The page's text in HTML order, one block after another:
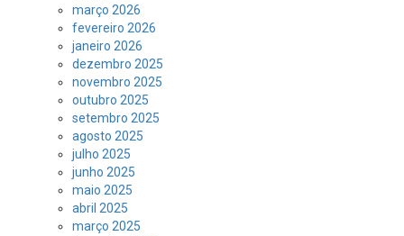
março 2026
fevereiro 2026
janeiro 2026
dezembro 2025
novembro 2025
outubro 2025
setembro 2025
agosto 2025
julho 2025
junho 2025
maio 2025
abril 2025
março 2025